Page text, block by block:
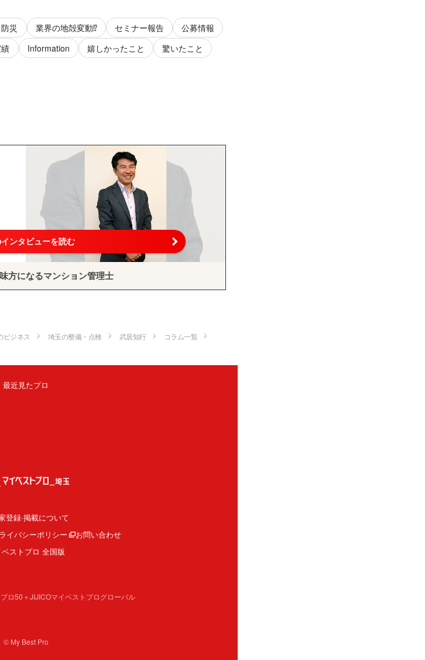
防災 業界の地殻変動⁉️ セミナー報告
公募情報
Information 嬉しかったこと
驚いたこと
ンタビューを読む
方になるマンション管理士
ビジネス 埼玉の整備・点検 武居知行
コラム一覧
最近見たプロ
登録·掲載について
イバシーポリシー
お問い合わせ
ベストプロ 全国版
プロ50＋JIJICOマイベストプログローバル
© My Best Pro